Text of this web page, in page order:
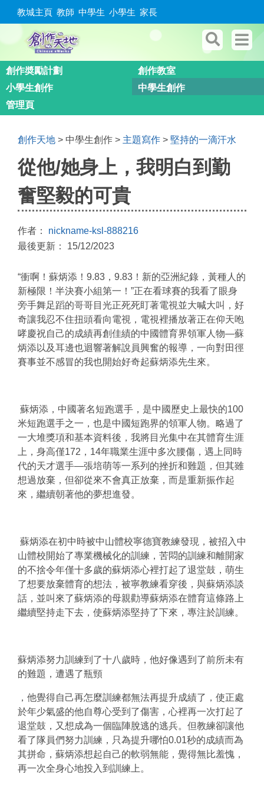
教城主頁 教師 中學生 小學生 家長
創作奬勵計劃
創作教室
小學生創作
中學生創作
管理頁
創作天地 > 中學生創作 > 主題寫作 > 堅持的一滴汗水
從他/她身上，我明白到勤
奮堅毅的可貴
作者： nickname-ksl-888216
最後更新： 15/12/2023
“衝啊！蘇炳添！9.83，9.83！新的亞洲紀錄，黃種人的
新極限！半決賽小組第一！”正在看球賽的我看了眼身
旁手舞足蹈的哥哥目光正死死盯著電視並大喊大叫，好
奇讓我忍不住扭頭看向電視，電視裡播放著正在仰天咆
哮慶祝自己的成績再創佳績的中國體育界領軍人物—蘇
炳添以及耳邊也迴響著解說員興奮的報導，一向對田徑
賽事並不感冒的我也開始好奇起蘇炳添先生來。
蘇炳添，中國著名短跑選手，是中國歷史上最快的100
米短跑選手之一，也是中國短跑界的領軍人物。略過了
一大堆獎項和基本資料後，我將目光集中在其體育生涯
上，身高僅172，14年職業生涯中多次腰傷，遇上同時
代的天才選手—張培萌等一系列的挫折和難題，但其雖
想過放棄，但卻從來不會真正放棄，而是重新振作起
來，繼續朝著他的夢想進發。
蘇炳添在初中時被中山體校寧德寶教練發現 ， 被招入中
山體校開始了專業機械化的訓練 ， 苦悶的訓練和離開家
的不捨令年僅十多歲的蘇炳添心裡打起了退堂鼓，萌生
了想要放棄體育的想法， 被寧教練看穿後，與蘇炳添談
話 ， 並叫來了蘇炳添的母親勸導蘇炳添在體育這條路上
繼續堅持走下去 ，使蘇炳添堅持了下來，專注於訓練。
蘇炳添努力訓練到了十八歲時，他好像遇到了前所未有
的難題，遭遇了瓶頸
，他覺得自己再怎麼訓練都無法再提升成績了，使正處
於年少氣盛的他自尊心受到了傷害，心裡再一次打起了
退堂鼓，又想成為一個臨陣脫逃的逃兵。但教練卻讓他
看了隊員們努力訓練，只為提升哪怕0.01秒的成績而為
其拼命，蘇炳添想起自己的軟弱無能，覺得無比羞愧，
再一次全身心地投入到訓練上。